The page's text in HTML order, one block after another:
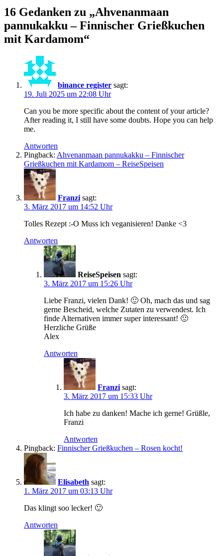
16 Gedanken zu „Ahvenanmaan
pannukakku – Finnischer Grießkuchen
mit Kardamom“
binance register sagt:
19. Juli 2025 um 22:08 Uhr
Can you be more specific about the content of your article?
After reading it, I still have some doubts. Hope you can help
me.
Antworten
Pingback: Ahvenanmaan pannukakku – Finnischer
Grießkuchen mit Kardamom – ReiseSpeisen
Franzi sagt:
3. März 2017 um 14:52 Uhr
Tolles Rezept :-O Muss ich veganisieren! Danke <3
Antworten
ReiseSpeisen sagt:
3. März 2017 um 15:26 Uhr
Liebe Franzi, vielen Dank! 🙂 Oh, mach das und sag
gerne Bescheid, welche Zutaten zu verwendest. Ich
finde Alternativen immer super interessant! 🙂
Herzliche Grüße
Alex
Antworten
Franzi sagt:
3. März 2017 um 15:33 Uhr
Ich habe zu danken! Mache ich gerne! Grüßle,
Franzi
Antworten
Pingback: Finnischer Grießkuchen – Rosen kocht!
Elisabeth sagt:
1. März 2017 um 03:13 Uhr
Das klingt soo lecker! 🙂
Antworten